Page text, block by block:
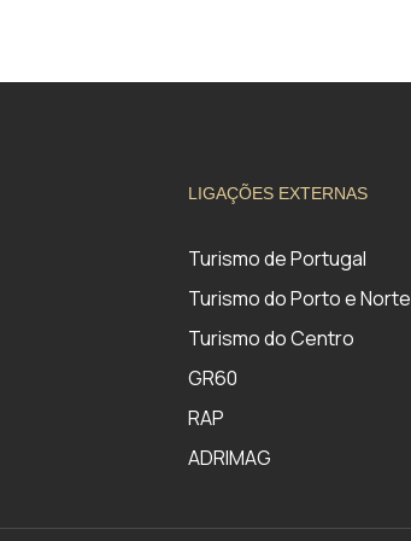
LIGAÇÕES EXTERNAS
Turismo de Portugal
Turismo do Porto e Norte
Turismo do Centro
GR60
RAP
ADRIMAG